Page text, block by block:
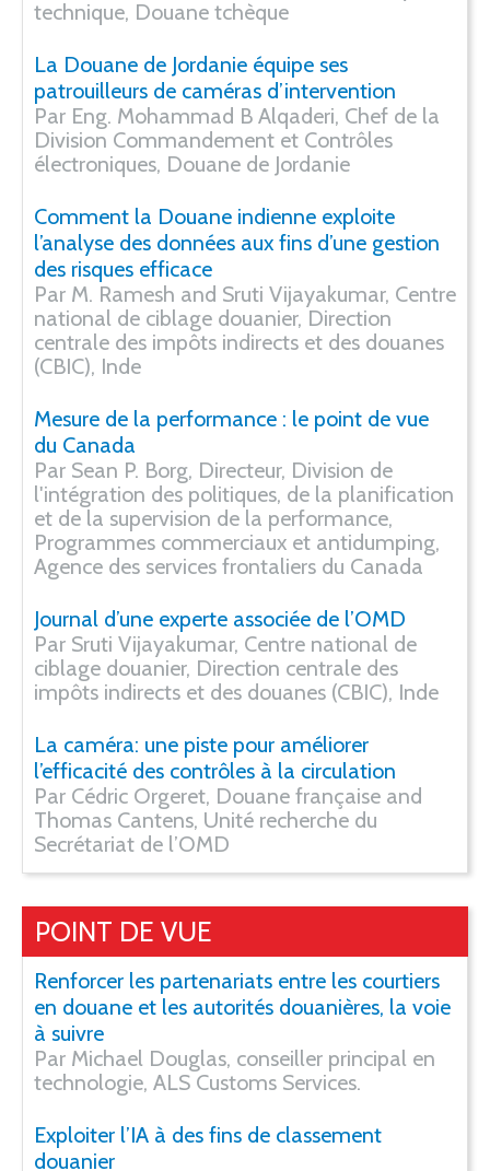
technique, Douane tchèque
La Douane de Jordanie équipe ses
patrouilleurs de caméras d’intervention
Par Eng. Mohammad B Alqaderi, Chef de la
Division Commandement et Contrôles
électroniques, Douane de Jordanie
Comment la Douane indienne exploite
l’analyse des données aux fins d’une gestion
des risques efficace
Par M. Ramesh and Sruti Vijayakumar, Centre
national de ciblage douanier, Direction
centrale des impôts indirects et des douanes
(CBIC), Inde
Mesure de la performance : le point de vue
du Canada
Par Sean P. Borg, Directeur, Division de
l'intégration des politiques, de la planification
et de la supervision de la performance,
Programmes commerciaux et antidumping,
Agence des services frontaliers du Canada
Journal d’une experte associée de l’OMD
Par Sruti Vijayakumar, Centre national de
ciblage douanier, Direction centrale des
impôts indirects et des douanes (CBIC), Inde
La caméra: une piste pour améliorer
l’efficacité des contrôles à la circulation
Par Cédric Orgeret, Douane française and
Thomas Cantens, Unité recherche du
Secrétariat de l’OMD
POINT DE VUE
Renforcer les partenariats entre les courtiers
en douane et les autorités douanières, la voie
à suivre
Par Michael Douglas, conseiller principal en
technologie, ALS Customs Services.
Exploiter l’IA à des fins de classement
douanier